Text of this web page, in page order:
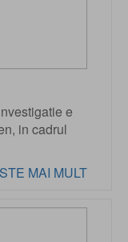
e
in cadrul
MAI MULT